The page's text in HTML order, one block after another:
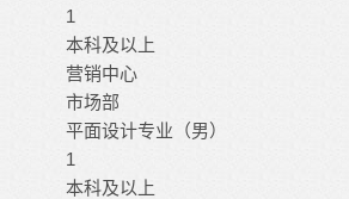
1
本科及以上
营销中心
市场部
平面设计专业（男）
1
本科及以上